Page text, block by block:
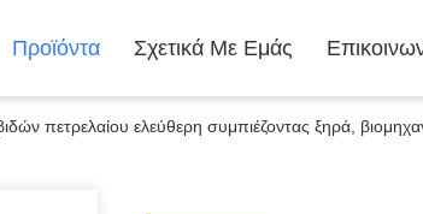
Προϊόντα Σχετικά Με Εμάς
πετρελαίου ελεύθερη συμπιέζοντας ξηρά,